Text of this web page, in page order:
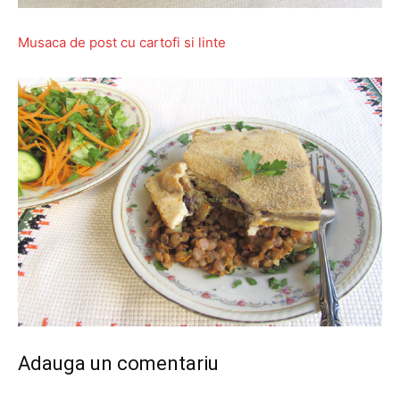
Musaca de post cu cartofi si linte
Adauga un comentariu